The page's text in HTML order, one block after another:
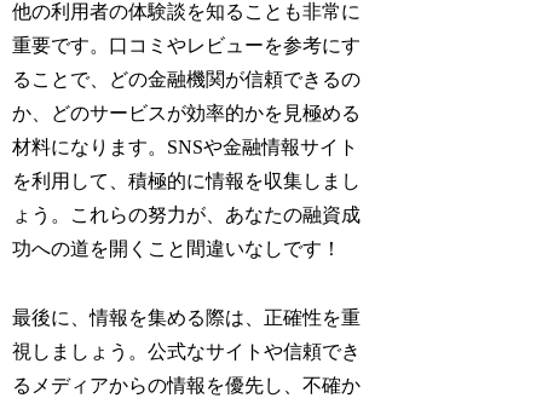
他の利用者の体験談を知ることも非常に
重要です。口コミやレビューを参考にす
ることで、どの金融機関が信頼できるの
か、どのサービスが効率的かを見極める
材料になります。SNSや金融情報サイト
を利用して、積極的に情報を収集しまし
ょう。これらの努力が、あなたの融資成
功への道を開くこと間違いなしです！
最後に、情報を集める際は、正確性を重
視しましょう。公式なサイトや信頼でき
るメディアからの情報を優先し、不確か